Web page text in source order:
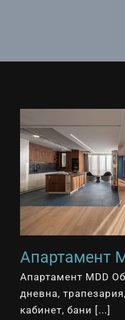
Апартамент
Апартамент MDD
дневна,
кабинет, бани [...]